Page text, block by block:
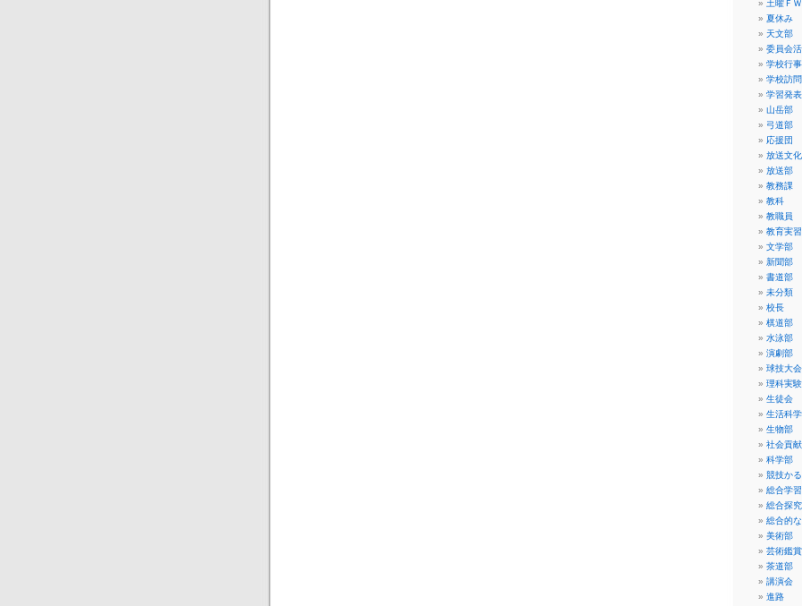
土曜Ｆ
夏休み
天文部
委員会
学校行事
学校訪問
学習発
山岳部
弓道部
応援団
放送文
放送部
教務課
教科
教職員
教育実習
文学部
新聞部
書道部
未分類
校長
棋道部
水泳部
演劇部
球技大会
理科実
生徒会
生活科
生物部
社会貢
科学部
競技か
総合学習
総合探究
総合的
美術部
芸術鑑賞
茶道部
講演会
進路